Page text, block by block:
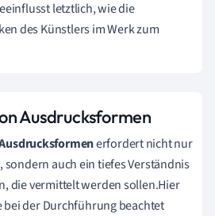
letztlich, wie die
des Künstlers im Werk zum
Ausdrucksformen
erfordert nicht nur
sondern auch ein tiefes Verständnis
die vermittelt werden sollen.Hier
bei der Durchführung beachtet